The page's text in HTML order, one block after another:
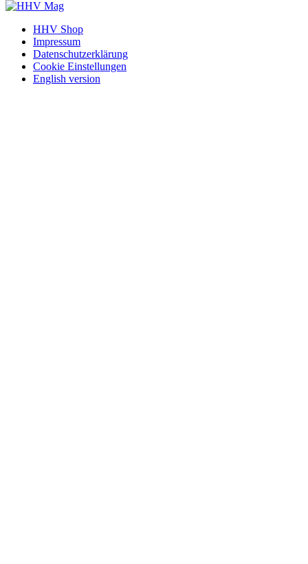
HHV Shop
Impressum
Datenschutzerklärung
Cookie Einstellungen
English version